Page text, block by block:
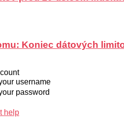
Koniec dátových
username
password
help